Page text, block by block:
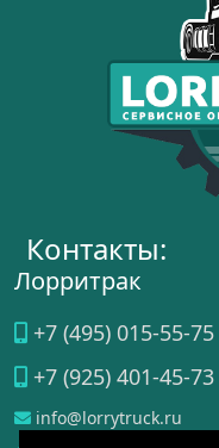
Контакты:
Лорритрак
+7 (495) 015-55-75
+7 (925) 401-45-73
info@lorrytruck.ru